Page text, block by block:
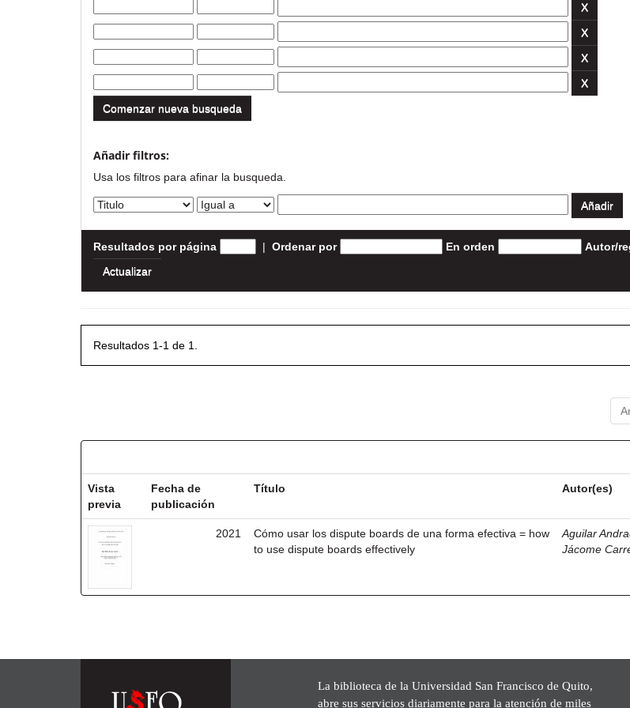
Comenzar nueva busqueda
Añadir filtros:
Usa los filtros para afinar la busqueda.
Resultados por página | Ordenar por En orden Autor/
Resultados 1-1 de 1.
Vista
previa
Fecha de
publicación
Título Autor(es)
2021
Cómo usar los dispute boards de una forma efectiva = how
to use dispute boards effectively
Aguilar
Jácome
La biblioteca de la Universidad San Francisco de Quito,
abre sus servicios diariamente para la atención de miles